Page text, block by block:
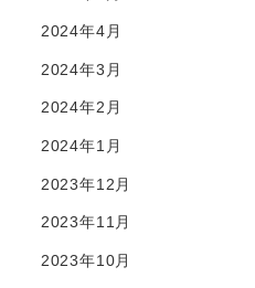
2024年4月
2024年3月
2024年2月
2024年1月
2023年12月
2023年11月
2023年10月